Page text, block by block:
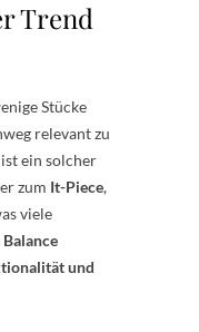
Trend
Stücke
relevant zu
ein solcher
zum It-Piece,
viele
Balance
und